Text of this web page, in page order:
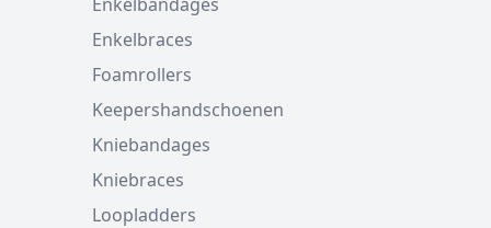
Enkelbraces
Foamrollers
Keepershandschoenen
Kniebandages
Kniebraces
Loopladders